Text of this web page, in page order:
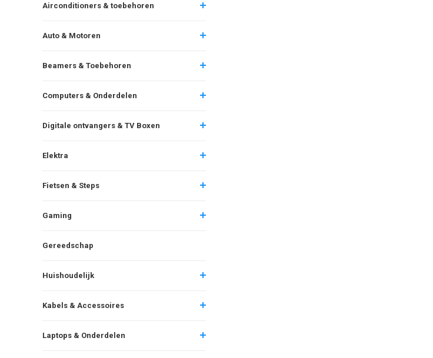
Airconditioners & toebehoren
Auto & Motoren
Beamers & Toebehoren
Computers & Onderdelen
Digitale ontvangers & TV Boxen
Elektra
Fietsen & Steps
Gaming
Gereedschap
Huishoudelijk
Kabels & Accessoires
Laptops & Onderdelen